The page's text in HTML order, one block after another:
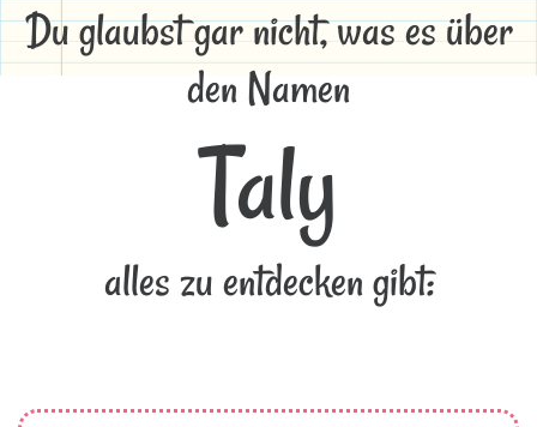
Du glaubst gar nicht, was es über
den Namen
Taly
alles zu entdecken gibt: